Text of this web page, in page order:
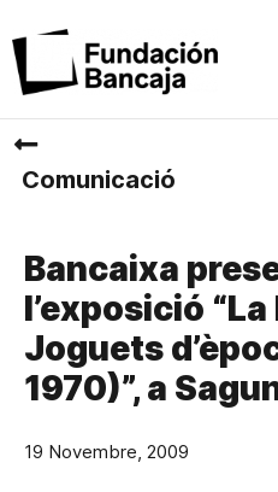
Comunicació
Bancaixa
l’exposició
Joguets
1970)”, a
19 Novembre, 2009